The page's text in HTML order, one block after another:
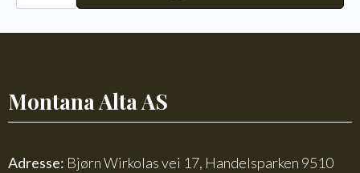
8518
Montana Alta AS
Adresse: Bjørn Wirkolas vei 17, Handelsparken 9510